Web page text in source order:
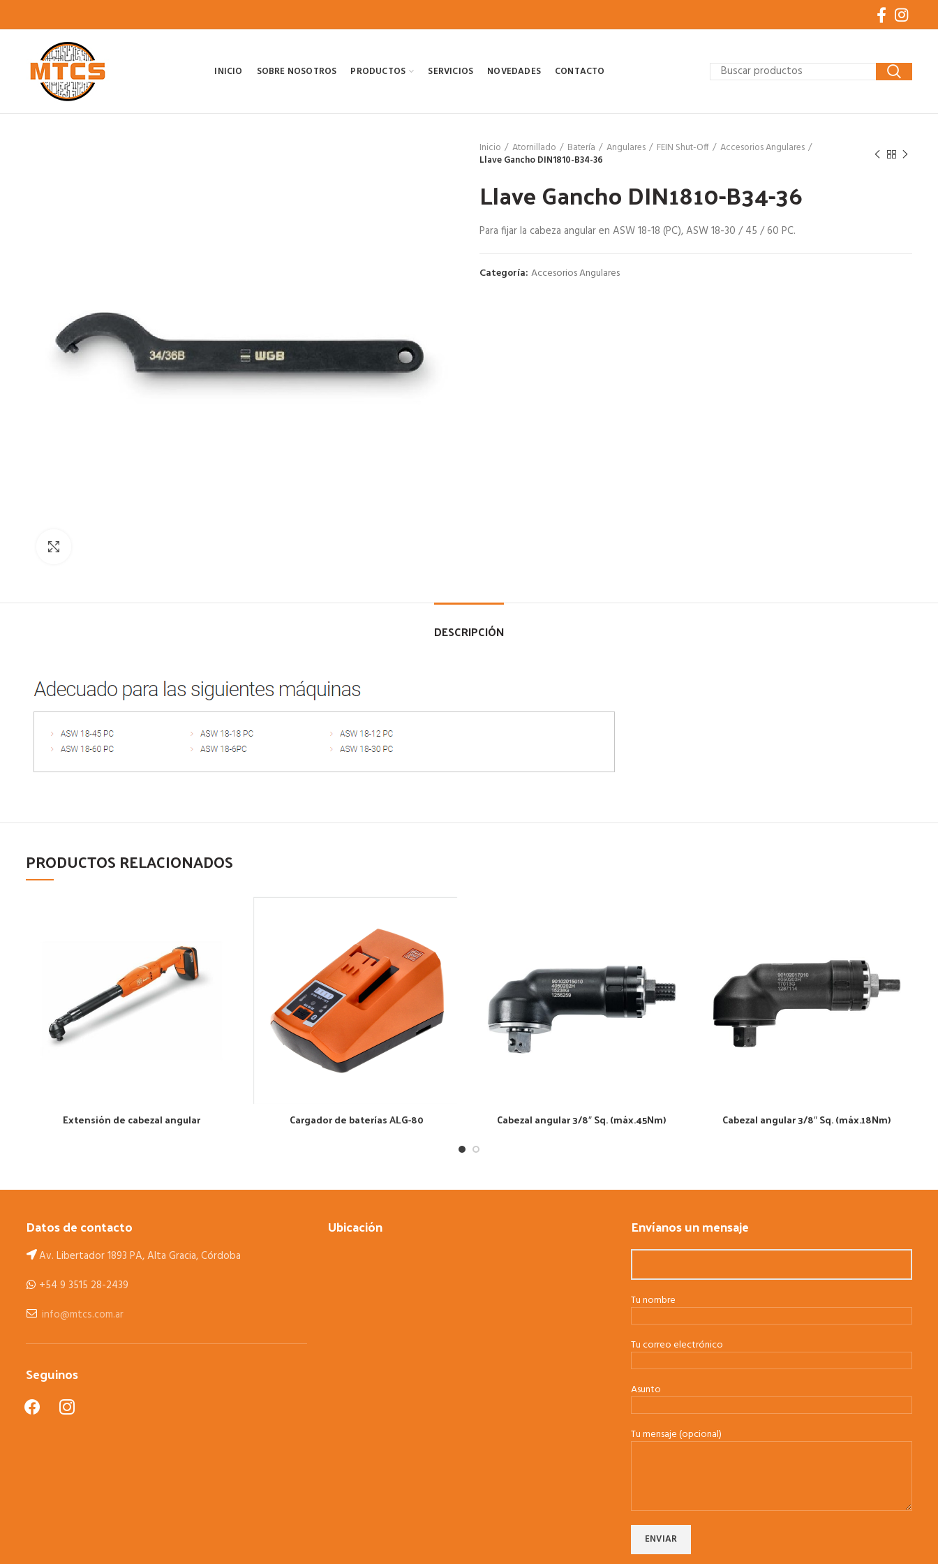
INICIO SOBRE NOSOTROS PRODUCTOS SERVICIOS NOVEDADES CONTACTO
Inicio Atornillado Batería Angulares FEIN Shut-Off
Accesorios Angulares
Llave Gancho DIN1810-B34-36
Llave Gancho DIN1810-B34-36
Para fijar la cabeza angular en ASW 18-18 (PC), ASW 18-30 / 45 / 60 PC.
Categoría: Accesorios Angulares
DESCRIPCIÓN
PRODUCTOS RELACIONADOS
Extensión de cabezal angular Cargador de baterías ALG-80 Cabezal angular 3/8″ Sq. (máx.45Nm) Cabezal angular 3/8″ Sq. (máx.18Nm)
Datos de contacto
Av. Libertador 1893 PA, Alta Gracia, Córdoba
+54 9 3515 28-2439
info@mtcs.com.ar
Seguinos
facebookinstagram
Ubicación Envíanos un mensaje
Tu nombre
Tu correo electrónico
Asunto
Tu mensaje (opcional)